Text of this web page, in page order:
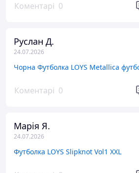
Коментарі 0
Руслан Д.
24.07.2026
Коментарі 0
Марія Я.
24.07.2026
Футболка LOYS Slipknot Vol1 XXL